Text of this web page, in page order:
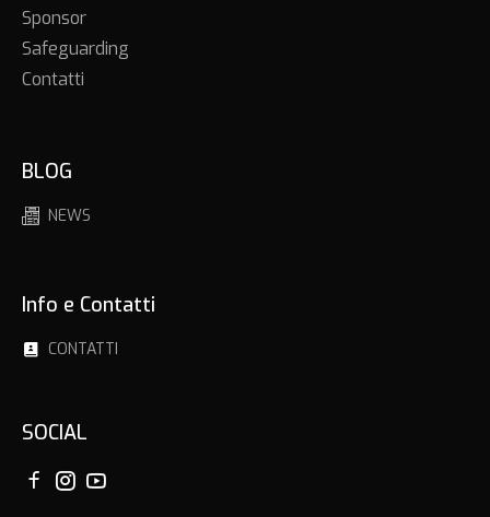
Sponsor
Safeguarding
Contatti
BLOG
NEWS
Info e Contatti
CONTATTI
SOCIAL